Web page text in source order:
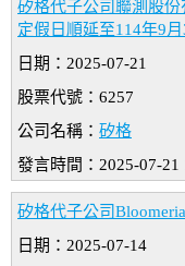
矽格代子公司聯測股
定假日順延至114年9月
日期：2025-07-21
股票代號：6257
公司名稱： 矽格
發言時間：2025-07-21
矽格代子公司
日期：2025-07-14